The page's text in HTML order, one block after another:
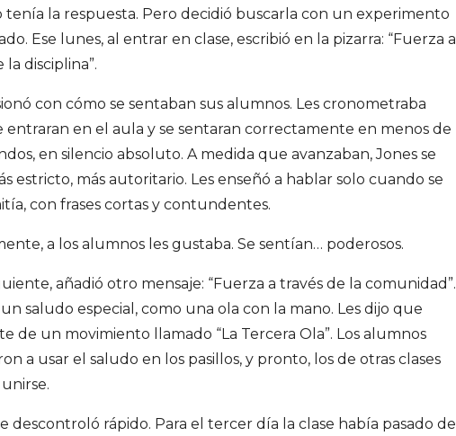
tenía la respuesta. Pero decidió buscarla con un experimento
Ese lunes, al entrar en clase, escribió en la pizarra: “Fuerza a
la disciplina”.
con cómo se sentaban sus alumnos. Les cronometraba
entraran en el aula y se sentaran correctamente en menos de
en silencio absoluto. A medida que avanzaban, Jones se
estricto, más autoritario. Les enseñó a hablar solo cuando se
con frases cortas y contundentes.
a los alumnos les gustaba. Se sentían… poderosos.
añadió otro mensaje: “Fuerza a través de la comunidad”.
saludo especial, como una ola con la mano. Les dijo que
de un movimiento llamado “La Tercera Ola”. Los alumnos
a usar el saludo en los pasillos, y pronto, los de otras clases
descontroló rápido. Para el tercer día la clase había pasado de